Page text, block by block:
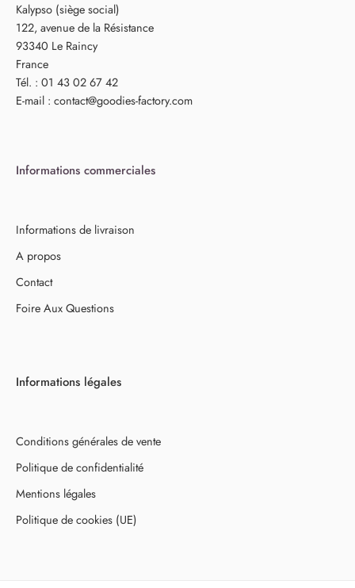
Kalypso (siège social)
122, avenue de la Résistance
93340 Le Raincy
France
Tél. : 01 43 02 67 42
E-mail : contact@goodies-factory.com
Informations commerciales
Informations de livraison
A propos
Contact
Foire Aux Questions
Informations légales
Conditions générales de vente
Politique de confidentialité
Mentions légales
Politique de cookies (UE)